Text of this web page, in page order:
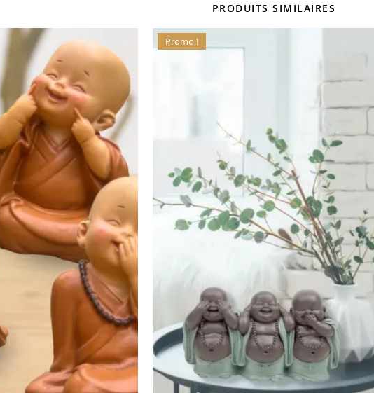
PRODUITS SIMILAIRES
Promo !